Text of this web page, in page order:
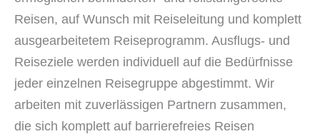
Reisen, auf Wunsch mit Reiseleitung und komplett
ausgearbeitetem Reiseprogramm. Ausflugs- und
Reiseziele werden individuell auf die Bedürfnisse
jeder einzelnen Reisegruppe abgestimmt. Wir
arbeiten mit zuverlässigen Partnern zusammen,
die sich komplett auf barrierefreies Reisen